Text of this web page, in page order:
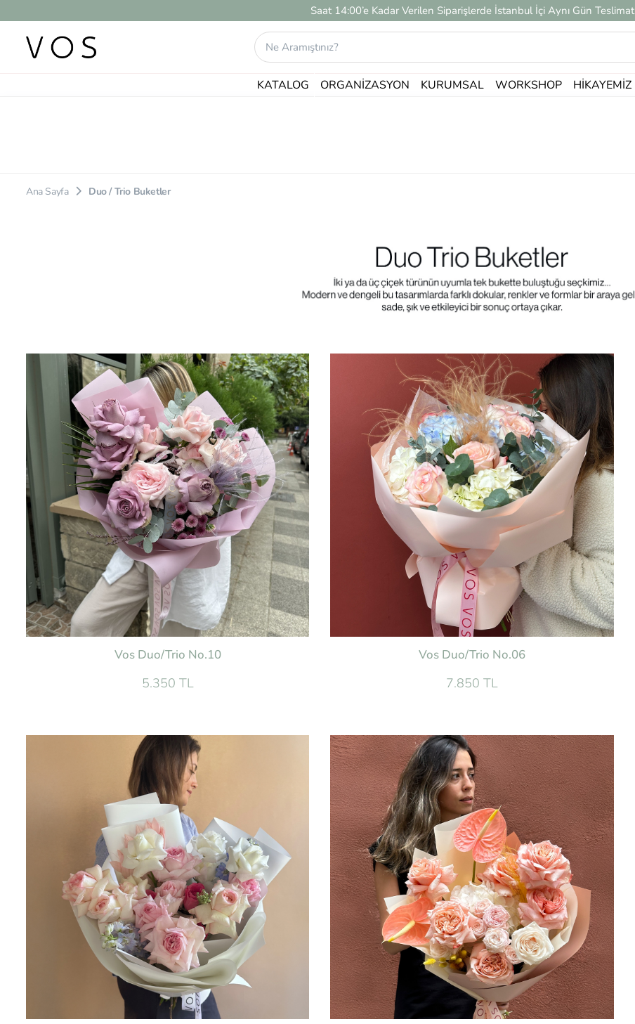
Saat 14:00’e Kadar Verilen Siparişlerde İstanbul İçi Aynı Gün Teslimat
KATALOG ORGANIZASYON KURUMSAL WORKSHOP HIKAYEMIZ
Ana Sayfa Duo / Trio Buketler
Vos Duo/Trio No.10
5.350 TL
Vos Duo/Trio No.06
7.850 TL